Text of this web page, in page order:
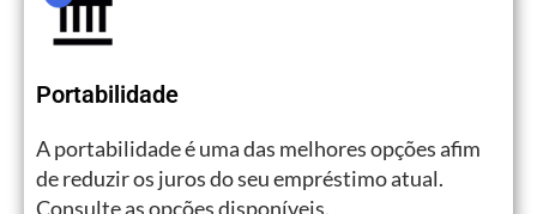
Portabilidade
A portabilidade é uma das melhores opções afim
de reduzir os juros do seu empréstimo atual.
Consulte as opções disponíveis.